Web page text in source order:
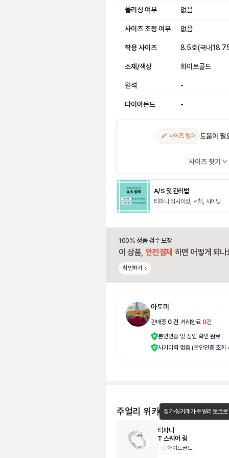
폴리싱 여부 없음
사이즈 조정 여부 없음
착용 사이즈 8.5호(국내
소재/색상 화이트골드
원석 -
다이아몬드 -
📏 사이즈 헬퍼 도움이 필
사이즈 찾기
A/S 및 관리법
티파니 리사이징, 세척, 샤이닝
100% 정품 검수 보장
이 상품, 안전결제 하면 어떻게 되
확인하기
아토미
판매중 0 건 거래완료 0건
본인인증 및 성인 확인 완료
사기이력 없음 (본인인증 조회
주얼리 위키 정가·실거래가·주얼리 토크
티파니
T 스퀘어 링
화이트골드